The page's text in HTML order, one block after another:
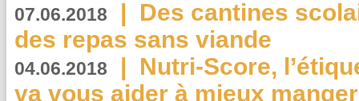
07.06.2018 | Des cantines
des repas sans viande
04.06.2018 | Nutri-Score,
va vous aider à mieux